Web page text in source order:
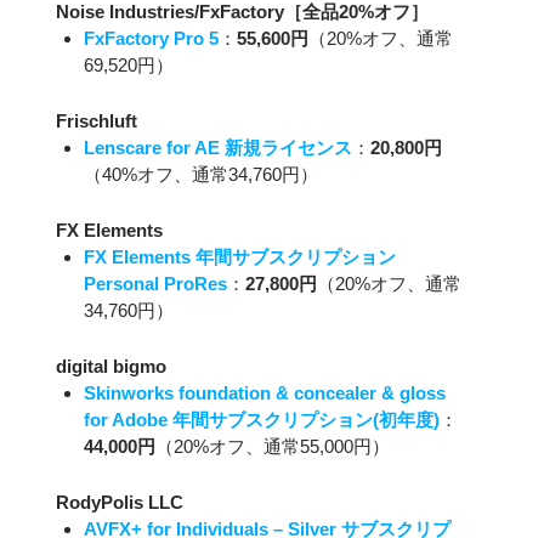
Noise Industries/FxFactory［全品20%オフ］
FxFactory Pro 5 ： 55,600円
（20%オフ、通常
69,520円）
Frischluft
Lenscare for AE 新規ライセンス ： 20,800円
（40%オフ、通常34,760円）
FX Elements
FX Elements 年間サブスクリプション
Personal ProRes ： 27,800円
（20%オフ、通常
34,760円）
digital bigmo
Skinworks foundation & concealer & gloss
for Adobe 年間サブスクリプション(初年度) ：
44,000円
（20%オフ、通常55,000円）
RodyPolis LLC
AVFX+ for Individuals – Silver サブスクリプ